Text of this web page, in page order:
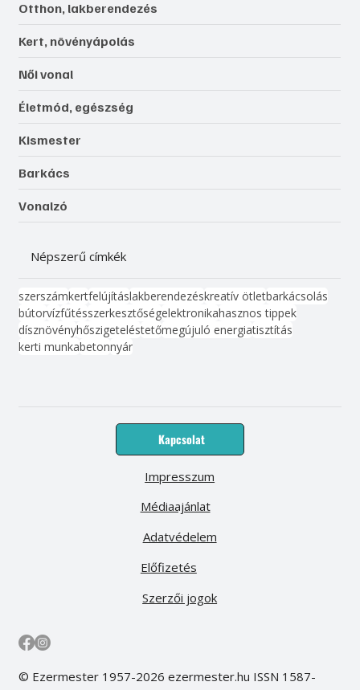
Otthon, lakberendezés
Kert, növényápolás
Női vonal
Életmód, egészség
Kismester
Barkács
Vonalzó
Népszerű címkék
szerszámkertfelújításlakberendezéskreatív ötletbarkácsolás
bútorvízfűtésszerkesztőségelektronikahasznos tippek
dísznövényhőszigeteléstetőmegújuló energiatisztítás
kerti munkabetonnyár
Kapcsolat
Médiaajánlat
Előfizetés
Impresszum
Adatvédelem
Szerzői jogok
© Ezermester 1957-2026 ezermester.hu ISSN 1587-